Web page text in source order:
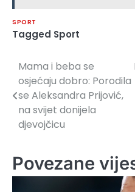
SPORT
Tagged Sport
Navigacija
članaka
Mama i beba se
osjećaju dobro: Porodila
se Aleksandra Prijović,
na svijet donijela
djevojčicu
Povezane